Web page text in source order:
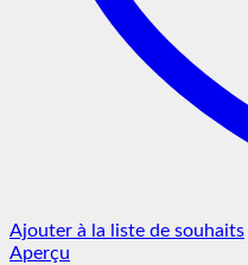
Ajouter à la liste de souhaits
Aperçu